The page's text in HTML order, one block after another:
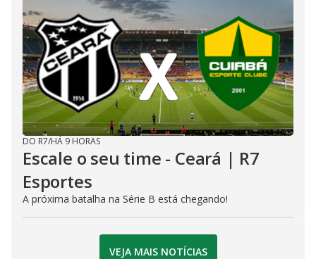
DO R7/HÁ 9 HORAS
Escale o seu time - Ceará | R7
Esportes
A próxima batalha na Série B está chegando!
VEJA MAIS NOTÍCIAS